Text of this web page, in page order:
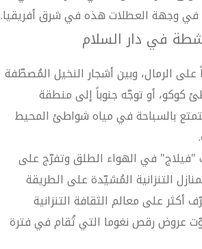
في وجهة العطلات هذه في شرق أفريقيا.
في دار السلام
الرمال، وبين أشجار النخيل المُصطّفة
كوكو، أو توجّه جنوباً إلى منطقة
بالسباحة في مياه شواطئ المحيط
في الهواء الطلق وتفرّج على
التنزانية المُشيّدة على الطريقة
أكثر على معالم الثقافة التنزانية
عروض رقص نغوما التي تُقام في فترة